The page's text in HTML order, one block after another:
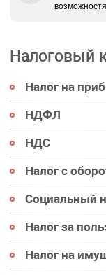
Налоговый
Налог на
НДФЛ
НДС
Налог с
Социальный
Налог за
Налог на